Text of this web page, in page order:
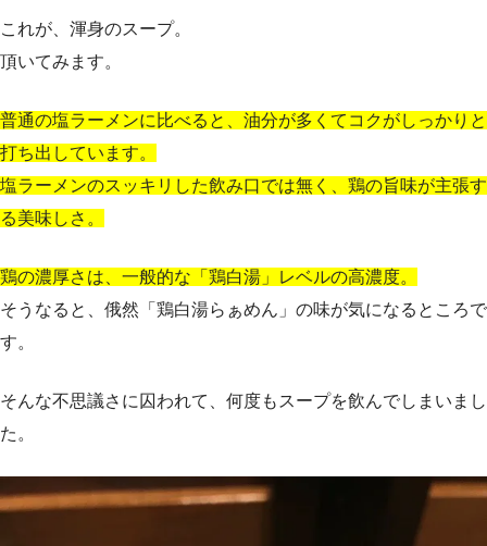
これが、渾身のスープ。
頂いてみます。
普通の塩ラーメンに比べると、油分が多くてコクがしっかりと
打ち出しています。
塩ラーメンのスッキリした飲み口では無く、鶏の旨味が主張す
る美味しさ。
鶏の濃厚さは、一般的な「鶏白湯」レベルの高濃度。
そうなると、俄然「鶏白湯らぁめん」の味が気になるところで
す。
そんな不思議さに囚われて、何度もスープを飲んでしまいまし
た。